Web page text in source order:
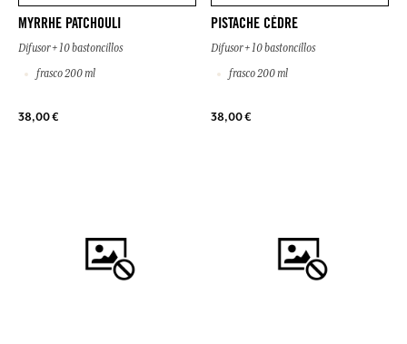
MYRRHE PATCHOULI
Difusor + 10 bastoncillos
frasco 200 ml
38,00 €
PISTACHE CÈDRE
Difusor + 10 bastoncillos
frasco 200 ml
38,00 €